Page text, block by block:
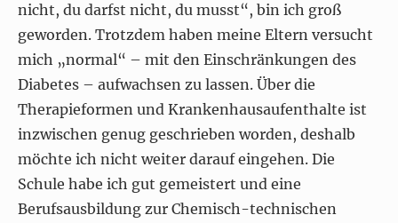
nicht, du darfst nicht, du musst“, bin ich groß
geworden. Trotzdem haben meine Eltern versucht
mich „normal“ – mit den Einschränkungen des
Diabetes – aufwachsen zu lassen. Über die
Therapieformen und Krankenhausaufenthalte ist
inzwischen genug geschrieben worden, deshalb
möchte ich nicht weiter darauf eingehen. Die
Schule habe ich gut gemeistert und eine
Berufsausbildung zur Chemisch-technischen